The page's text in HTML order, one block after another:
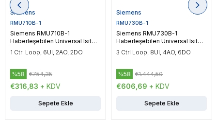
Siemens
RMU710B-1
Siemens RMU710B-1
Haberleşebilen Universal Isıtma
Kontrol Cihazı
1 Ctrl Loop, 6UI, 2AO, 2DO
€316,83 + KDV
%58 €754,35
Sepete Ekle
Siemens
RMU730B-1
Siemens RMU730B-1
Haberleşebilen Universal Isıtma
Kontrol Cihazı
3 Ctrl Loop, 8UI, 4AO, 6DO
€606,69 + KDV
%58 €1.444,50
Sepete Ekle